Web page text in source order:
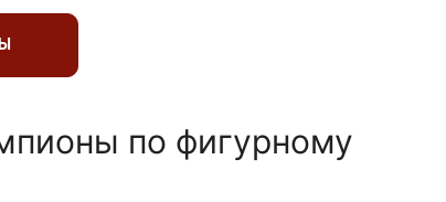
по фигурному